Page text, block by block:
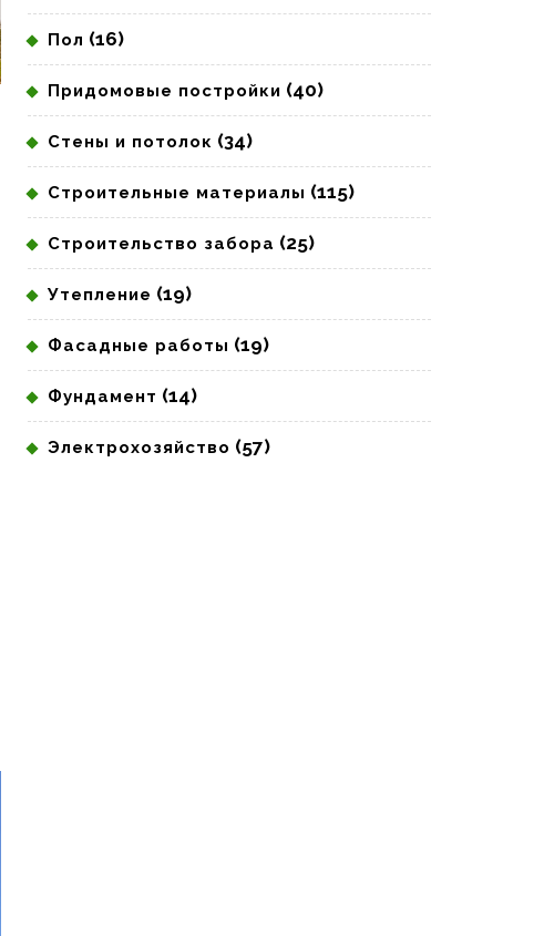
Пол (16)
Придомовые постройки (40)
Стены и потолок (34)
Строительные материалы (115)
Строительство забора (25)
Утепление (19)
Фасадные работы (19)
Фундамент (14)
Электрохозяйство (57)